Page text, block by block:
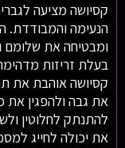
קסיושה מציעה
הנעימה והמבודדת.
ומבטיחה את שלומם
בעלת זריזות
קסיושה אוהבת את
את גבה ולהפגין את
להתנתק לחלוטין
את יכולה לחייג